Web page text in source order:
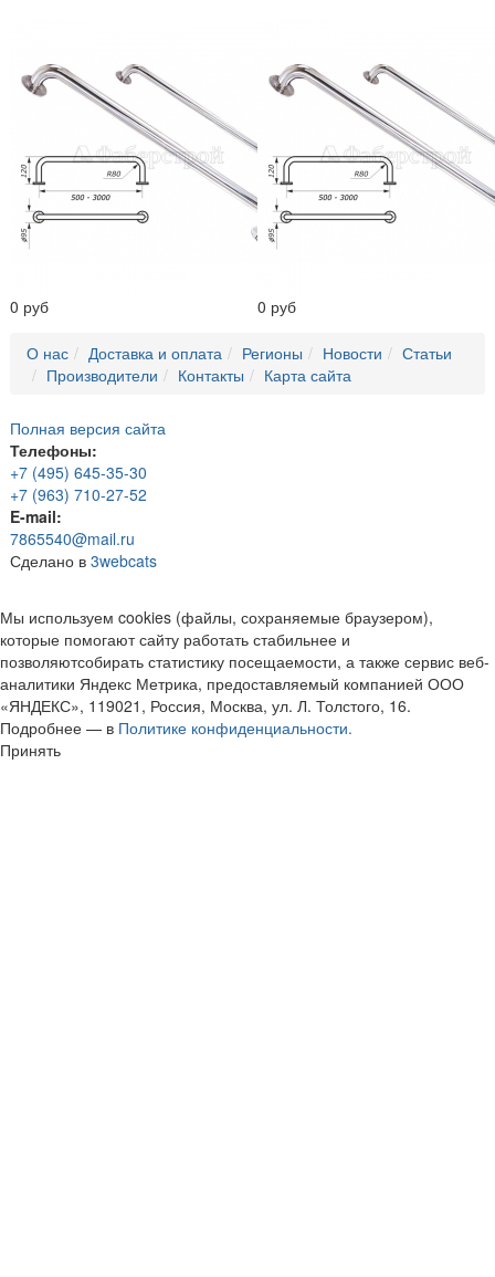
0 руб 0 руб
О нас Доставка и оплата Регионы Новости
Статьи
Производители
Контакты Карта сайта
Полная версия сайта
Телефоны:
+7 (495) 645-35-30
+7 (963) 710-27-52
E-mail:
7865540@mail.ru
Сделано в 3webcats
Мы используем cookies (файлы, сохраняемые браузером),
которые помогают сайту работать стабильнее и
позволяютсобирать статистику посещаемости, а также сервис веб-
аналитики Яндекс Метрика, предоставляемый компанией ООО
«ЯНДЕКС», 119021, Россия, Москва, ул. Л. Толстого, 16.
Подробнее — в Политике конфиденциальности.
Принять